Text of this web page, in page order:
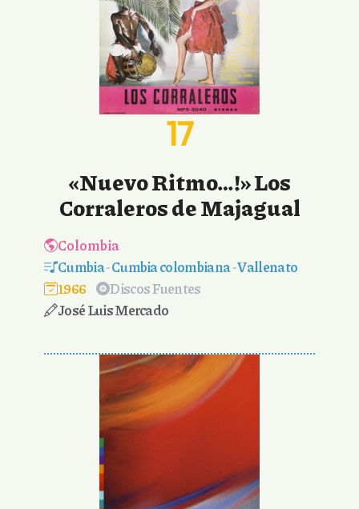
17
«Nuevo Ritmo…!» Los
Corraleros de Majagual
Colombia
Cumbia-Cumbia colombiana-Vallenato
1966
Discos Fuentes
José Luis Mercado